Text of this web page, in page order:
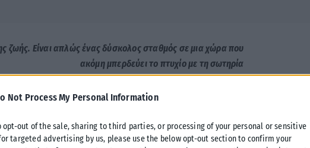
Not Process My Personal Information
opt-out of the sale, sharing to third parties, or processing of your personal or sensitive
targeted advertising by us, please use the below opt-out section to confirm your
ζωής. Είναι απλώς ένας δύσκολος σταθμός σε μια χώρα που
ακόμη μπερδεύει το πτυχίο με τη σωτηρία
το καλό της άγχος. Σιδερώνει προσδοκίες, στρώνει
ένα φυλαχτό, μια ευχή και ένα φορτίο που κανονικά θα